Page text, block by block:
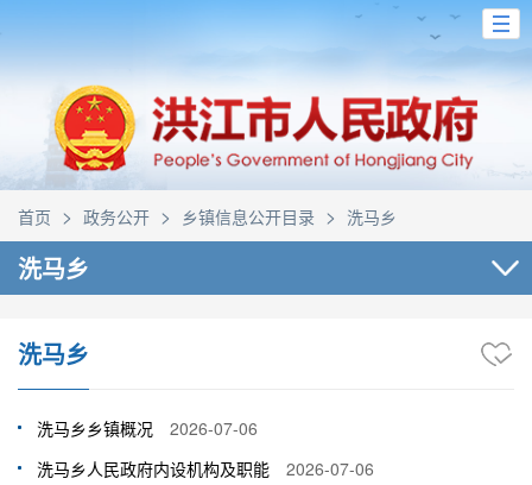
首页 > 政务公开 > 乡镇信息公开目录 > 洗马乡
洗马乡
洗马乡
洗马乡乡镇概况
2026-07-06
洗马乡人民政府内设机构及职能
2026-07-06